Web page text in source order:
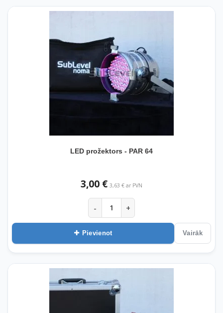
LED prožektors - PAR 64
3,00 € 3,63 € ar PVN
- +
Pievienot Vairāk